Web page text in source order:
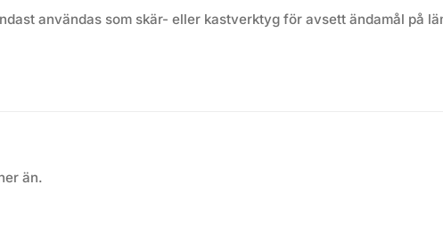
användas som skär- eller kastverktyg för avsett ändamål på
än.